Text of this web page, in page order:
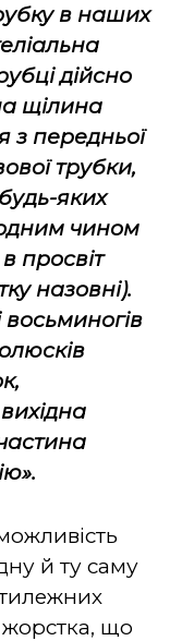
в наших
дійсно
щілина
з передньої
трубки,
яких
чином
просвіт
назовні).
восьминогів
вихідна
».
й ту саму
жорстка, що